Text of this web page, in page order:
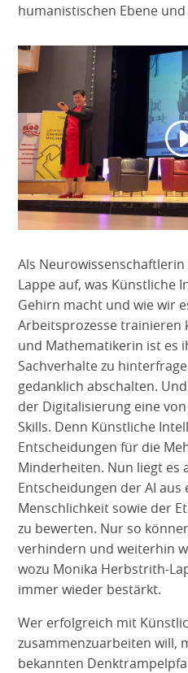
humanistischen Ebene
Als
Lappe auf, was Künstliche
Gehirn macht und wie wir
Arbeitsprozesse trainieren
und Mathematikerin ist es
Sachverhalte zu
gedanklich abschalten.
der Digitalisierung eine
Skills. Denn Künstliche
Entscheidungen für die
Minderheiten. Nun liegt es
Entscheidungen der AI
Menschlichkeit sowie der
zu bewerten. Nur so
verhindern und weiterhin
wozu Monika Herbstrith-
immer wieder bestärkt.
Wer erfolgreich mit
zusammenzuarbeiten will,
bekannten